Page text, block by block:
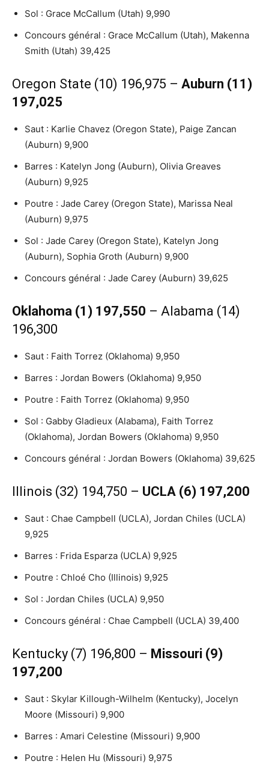
Sol : Grace McCallum (Utah) 9,990
Concours général : Grace McCallum (Utah), Makenna
Smith (Utah) 39,425
Oregon State (10) 196,975 – Auburn (11)
197,025
Saut : Karlie Chavez (Oregon State), Paige Zancan
(Auburn) 9,900
Barres : Katelyn Jong (Auburn), Olivia Greaves
(Auburn) 9,925
Poutre : Jade Carey (Oregon State), Marissa Neal
(Auburn) 9,975
Sol : Jade Carey (Oregon State), Katelyn Jong
(Auburn), Sophia Groth (Auburn) 9,900
Concours général : Jade Carey (Auburn) 39,625
Oklahoma (1) 197,550 – Alabama (14)
196,300
Saut : Faith Torrez (Oklahoma) 9,950
Barres : Jordan Bowers (Oklahoma) 9,950
Poutre : Faith Torrez (Oklahoma) 9,950
Sol : Gabby Gladieux (Alabama), Faith Torrez
(Oklahoma), Jordan Bowers (Oklahoma) 9,950
Concours général : Jordan Bowers (Oklahoma) 39,625
Illinois (32) 194,750 – UCLA (6) 197,200
Saut : Chae Campbell (UCLA), Jordan Chiles (UCLA)
9,925
Barres : Frida Esparza (UCLA) 9,925
Poutre : Chloé Cho (Illinois) 9,925
Sol : Jordan Chiles (UCLA) 9,950
Concours général : Chae Campbell (UCLA) 39,400
Kentucky (7) 196,800 – Missouri (9)
197,200
Saut : Skylar Killough-Wilhelm (Kentucky), Jocelyn
Moore (Missouri) 9,900
Barres : Amari Celestine (Missouri) 9,900
Poutre : Helen Hu (Missouri) 9,975